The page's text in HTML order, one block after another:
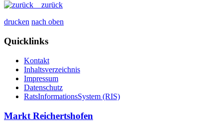
zurück
drucken nach oben
Quicklinks
Kontakt
Inhaltsverzeichnis
Impressum
Datenschutz
RatsInformationsSystem (RIS)
Markt Reichertshofen